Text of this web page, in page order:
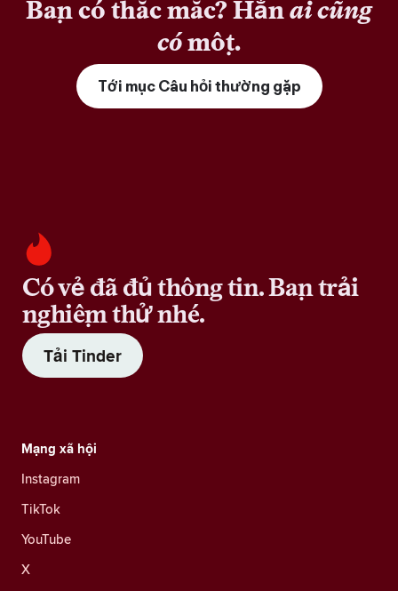
Bạn có thắc mắc? Hẳnai cũng
cómột.
Tới mục Câu hỏi thường gặp
Có vẻ đã đủ thông tin. Bạn trải
nghiệm thử nhé.
Tải Tinder
Mạng xã hội
Instagram
TikTok
YouTube
X